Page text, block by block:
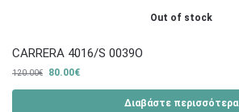
Out of stock
CARRERA 4016/S 0039Ο
120.00€ 80.00€
Διαβάστε περισσότερα